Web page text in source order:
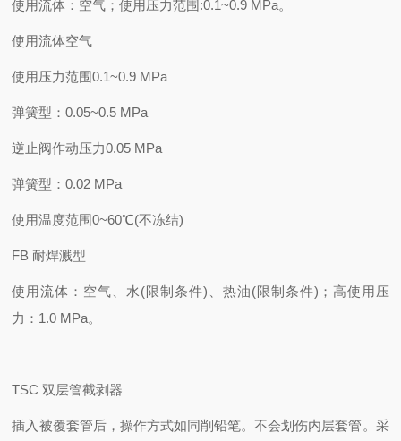
使用流体：空气；使用压力范围:0.1~0.9 MPa。
使用流体空气
使用压力范围0.1~0.9 MPa
弹簧型：0.05~0.5 MPa
逆止阀作动压力0.05 MPa
弹簧型：0.02 MPa
使用温度范围0~60℃(不冻结)
FB 耐焊溅型
使用流体：空气、水(限制条件)、热油(限制条件)；高使用压
力：1.0 MPa。
TSC 双层管截剥器
插入被覆套管后，操作方式如同削铅笔。不会划伤内层套管。采